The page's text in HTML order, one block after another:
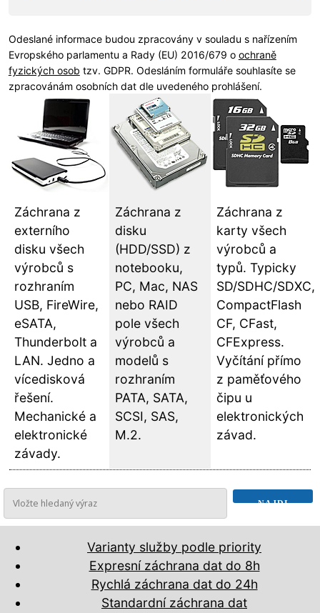
Odeslané informace budou zpracovány v souladu s nařízením
Evropského parlamentu a Rady (EU) 2016/679 o ochraně
fyzických osob tzv. GDPR. Odesláním formuláře souhlasíte se
zpracovánám osobních dat dle uvedeného prohlášení.
Záchrana z
externího
disku všech
výrobců s
rozhraním
USB, FireWire,
eSATA,
Thunderbolt a
LAN. Jedno a
vícedisková
řešení.
Mechanické a
elektronické
závady.
Záchrana z
disku
(HDD/SSD) z
notebooku,
PC, Mac, NAS
nebo RAID
pole všech
výrobců a
modelů s
rozhraním
PATA, SATA,
SCSI, SAS,
M.2.
Záchrana z
karty všech
výrobců a
typů. Typicky
SD/SDHC/SDXC,
CompactFlash
CF, CFast,
CFExpress.
Vyčítání přímo
z paměťového
čipu u
elektronických
závad.
Varianty služby podle priority
Expresní záchrana dat do 8h
Rychlá záchrana dat do 24h
Standardní záchrana dat